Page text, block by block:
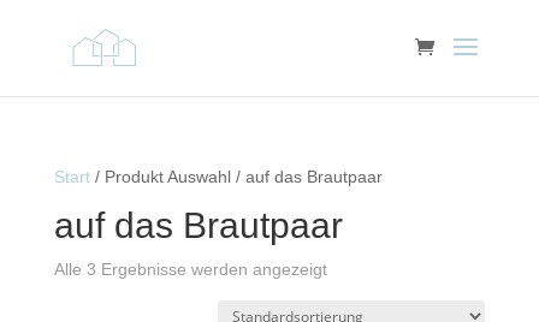
Start/ Produkt Auswahl / auf das Brautpaar
auf das Brautpaar
Alle 3 Ergebnisse werden angezeigt